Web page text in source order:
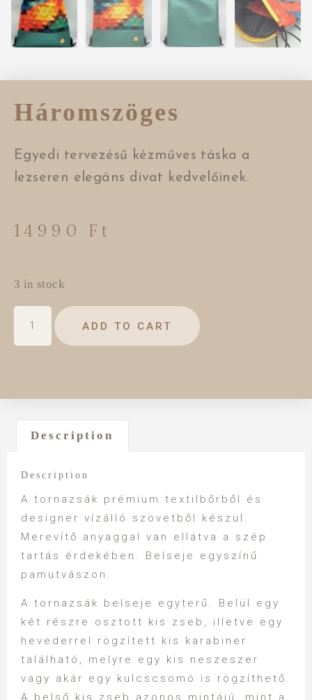
Háromszöges
Egyedi tervezésű kézműves táska a
lezseren elegáns divat kedvelőinek.
14990 Ft
3 in stock
ADD TO CART
Description
Description
A tornazsák prémium textilbőrből és
designer vízálló szövetből készül.
Merevítő anyaggal van ellátva a szép
tartás érdekében. Belseje egyszínű
pamutvászon.
A tornazsák belseje egyterű. Belül egy
két részre osztott kis zseb, illetve egy
hevederrel rögzített kis karabiner
található, melyre egy kis neszeszer
vagy akár egy kulcscsomó is rögzíthető.
A belső kis zseb azonos mintájú, mint a